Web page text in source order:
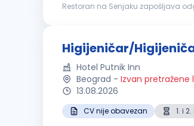
Restoran na Senjaku zapošljava odgovornu i
Higijeničar/
Hotel Putnik Inn
Beograd - Izvan pretražene
13.08.2026
CV nije obavezan
1. i